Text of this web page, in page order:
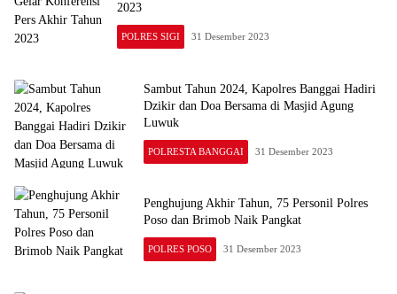
2023
POLRES SIGI 31 Desember 2023
Sambut Tahun 2024, Kapolres Banggai Hadiri
Dzikir dan Doa Bersama di Masjid Agung
Luwuk
POLRESTA BANGGAI 31 Desember 2023
Penghujung Akhir Tahun, 75 Personil Polres
Poso dan Brimob Naik Pangkat
POLRES POSO 31 Desember 2023